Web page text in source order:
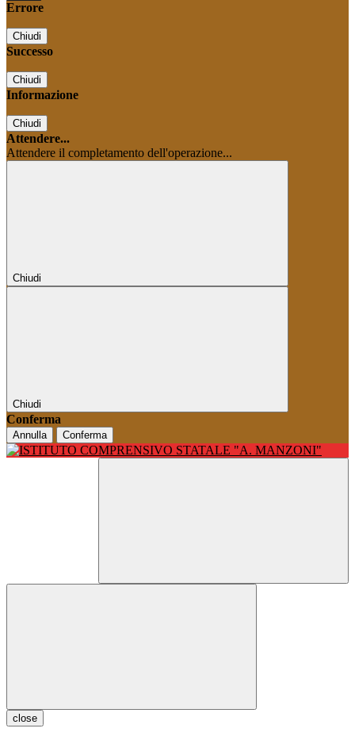
Errore
Chiudi
Successo
Chiudi
Informazione
Chiudi
Attendere...
Attendere il completamento dell'operazione...
Chiudi
Chiudi
Conferma
Annulla Conferma
close